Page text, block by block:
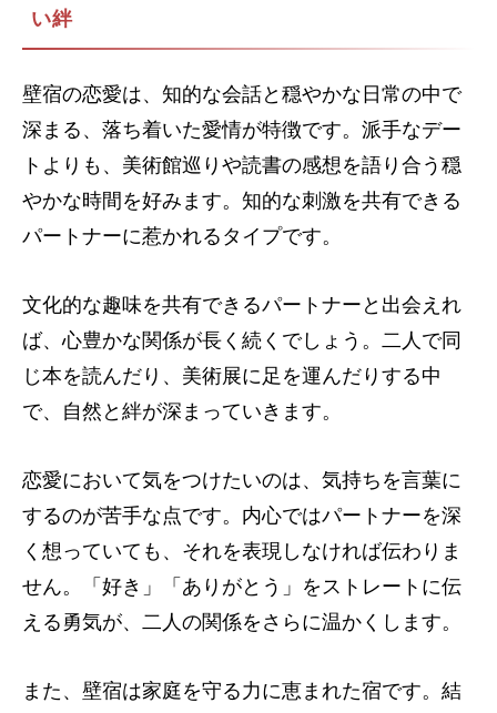
い絆
壁宿の恋愛は、知的な会話と穏やかな日常の中で
深まる、落ち着いた愛情が特徴です。派手なデー
トよりも、美術館巡りや読書の感想を語り合う穏
やかな時間を好みます。知的な刺激を共有できる
パートナーに惹かれるタイプです。
文化的な趣味を共有できるパートナーと出会えれ
ば、心豊かな関係が長く続くでしょう。二人で同
じ本を読んだり、美術展に足を運んだりする中
で、自然と絆が深まっていきます。
恋愛において気をつけたいのは、気持ちを言葉に
するのが苦手な点です。内心ではパートナーを深
く想っていても、それを表現しなければ伝わりま
せん。「好き」「ありがとう」をストレートに伝
える勇気が、二人の関係をさらに温かくします。
また、壁宿は家庭を守る力に恵まれた宿です。結
壁宿とは